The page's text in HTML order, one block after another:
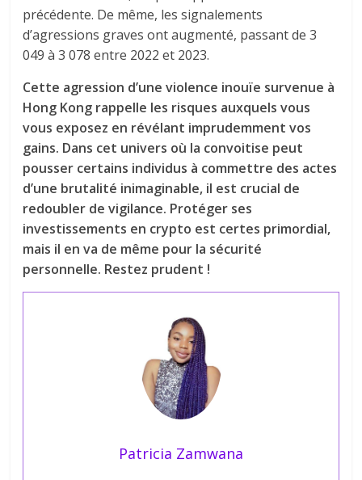
précédente. De même, les signalements
d’agressions graves ont augmenté, passant de 3
049 à 3 078 entre 2022 et 2023.
Cette agression d’une violence inouïe survenue à
Hong Kong rappelle les risques auxquels vous
vous exposez en révélant imprudemment vos
gains. Dans cet univers où la convoitise peut
pousser certains individus à commettre des actes
d’une brutalité inimaginable, il est crucial de
redoubler de vigilance. Protéger ses
investissements en crypto est certes primordial,
mais il en va de même pour la sécurité
personnelle. Restez prudent !
Patricia Zamwana